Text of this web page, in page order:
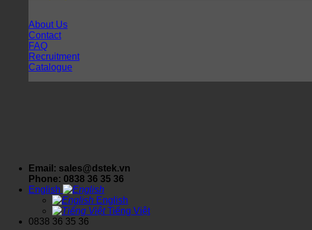
About Us
Contact
FAQ
Recruitment
Catalogue
Email: sales@dstek.vn
Phone: 0838 36 35 36
English
English
Tiếng Việt
0838 36 35 36